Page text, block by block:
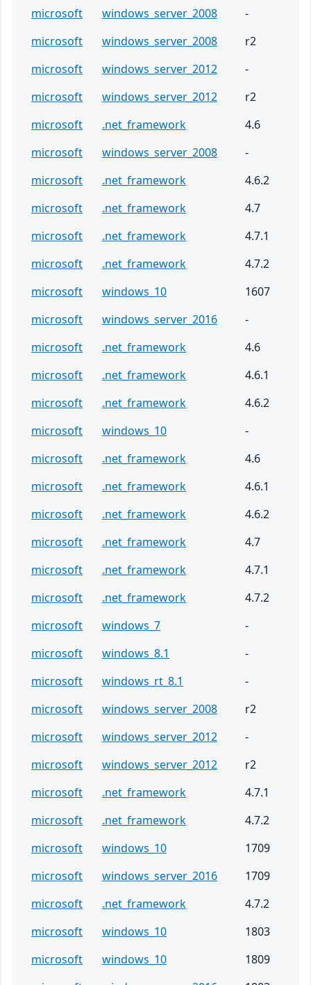
microsoft windows_server_2008
-
microsoft
windows_server_2008
r2
microsoft
windows_server_2012
-
microsoft
windows_server_2012
r2
microsoft
.net_framework
4.6
microsoft
windows_server_2008
-
microsoft
.net_framework
4.6.2
microsoft
.net_framework
4.7
microsoft
.net_framework
4.7.1
microsoft
.net_framework
4.7.2
microsoft
windows_10
1607
microsoft
windows_server_2016
-
microsoft
.net_framework
4.6
microsoft
.net_framework
4.6.1
microsoft
.net_framework
4.6.2
microsoft
windows_10
-
microsoft
.net_framework
4.6
microsoft
.net_framework
4.6.1
microsoft
.net_framework
4.6.2
microsoft
.net_framework
4.7
microsoft
.net_framework
4.7.1
microsoft
.net_framework
4.7.2
microsoft
windows_7
-
microsoft
windows_8.1
-
microsoft
windows_rt_8.1
-
microsoft
windows_server_2008
r2
microsoft
windows_server_2012
-
microsoft
windows_server_2012
r2
microsoft
.net_framework
4.7.1
microsoft
.net_framework
4.7.2
microsoft
windows_10
1709
microsoft
windows_server_2016
1709
microsoft
.net_framework
4.7.2
microsoft
windows_10
1803
microsoft
windows_10
1809